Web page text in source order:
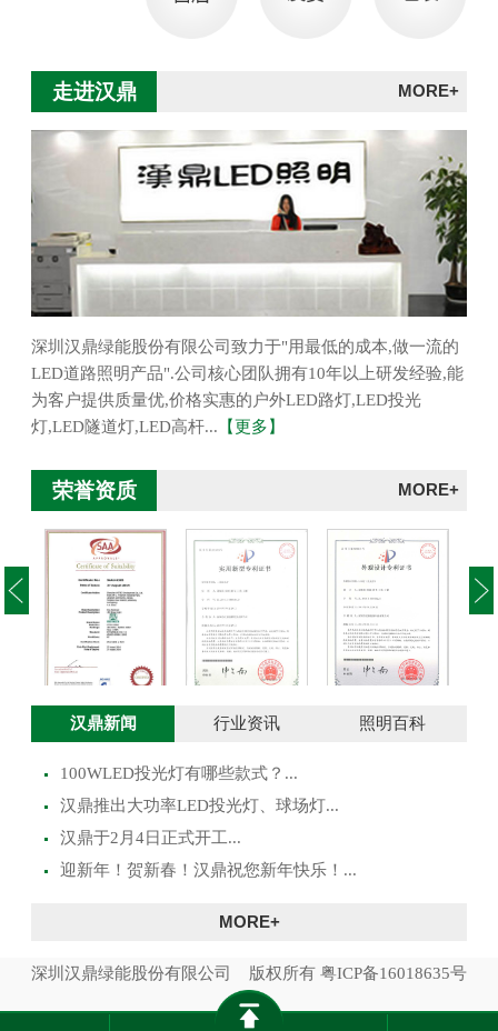
走进汉鼎 MORE+
深圳汉鼎绿能股份有限公司致力于"用最低的成本,做一流的
LED道路照明产品".公司核心团队拥有10年以上研发经验,能
为客户提供质量优,价格实惠的户外LED路灯,LED投光
灯,LED隧道灯,LED高杆... 【更多】
荣誉资质 MORE+
澳大利亚SAA证
书
投光灯实用新型
投光灯外观设计
汉鼎新闻 行业资讯 照明百科
100WLED投光灯有哪些款式？...
​汉鼎推出大功率LED投光灯、球场灯...
汉鼎于2月4日正式开工...
迎新年！贺新春！汉鼎祝您新年快乐！...
MORE+
深圳汉鼎绿能股份有限公司 版权所有 粤ICP备16018635号